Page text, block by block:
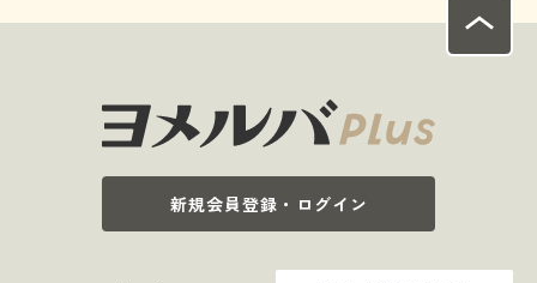
新規会員登録・ログイン